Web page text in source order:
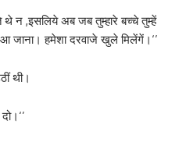
थे न ,इसलिये अब जब तुम्हारे बच्चे तुम्हें
आ जाना। हमेशा दरवाजे खुले मिलेंगें।‘’
थी।